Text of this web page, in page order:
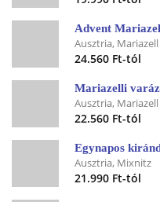
Advent
Ausztria, Mariazell
24.560 Ft-tól
Mariazelli
Ausztria, Mariazell
22.560 Ft-tól
Egynapos
Ausztria, Mixnitz
21.990 Ft-tól